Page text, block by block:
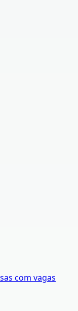
com vagas